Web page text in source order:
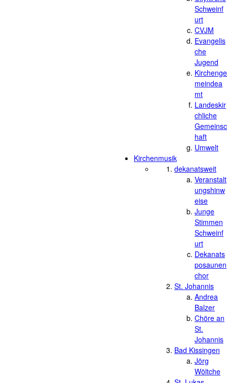
Schweinf
urt
CVJM
Evangelis
che
Jugend
Kirchenge
meindea
mt
Landeskir
chliche
Gemeinsc
haft
Umwelt
Kirchenmusik
dekanatsweit
Veranstalt
ungshinw
eise
Junge
Stimmen
Schweinf
urt
Dekanats
posaunen
chor
St. Johannis
Andrea
Balzer
Chöre an
St.
Johannis
Bad Kissingen
Jörg
Wöltche